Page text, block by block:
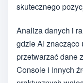
skutecznego
Analiza danych i
gdzie AI znacząco
przetwarzać dane
Console i innych